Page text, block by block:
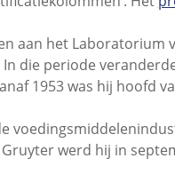
aan het Laboratorium
die periode
1953 was hij hoofd
Gruyter werd hij in